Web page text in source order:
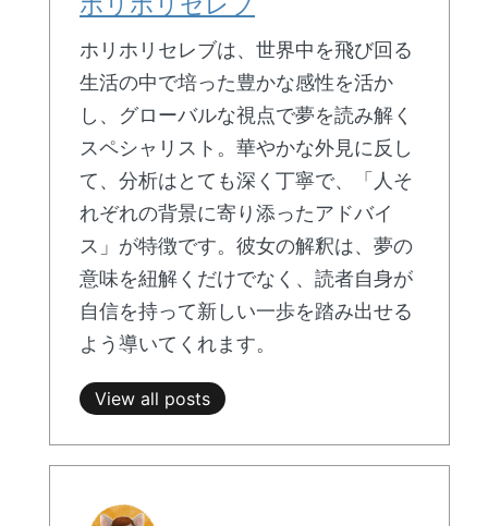
ホリホリセレブは、世界中を飛び回る
生活の中で培った豊かな感性を活か
し、グローバルな視点で夢を読み解く
スペシャリスト。華やかな外見に反し
て、分析はとても深く丁寧で、「人そ
れぞれの背景に寄り添ったアドバイ
ス」が特徴です。彼女の解釈は、夢の
意味を紐解くだけでなく、読者自身が
自信を持って新しい一歩を踏み出せる
よう導いてくれます。
View all posts